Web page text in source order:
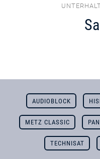
AUDIOBLOCK
METZ CLASSIC
TECHNISAT